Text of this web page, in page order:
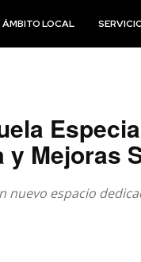
ÁMBITO LOCAL
Mejoras
nuevo espacio